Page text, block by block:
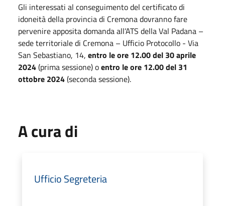
Gli interessati al conseguimento del certificato di
idoneità della provincia di Cremona dovranno fare
pervenire apposita domanda all’ATS della Val Padana –
sede territoriale di Cremona – Ufficio Protocollo - Via
San Sebastiano, 14, entro le ore 12.00 del 30 aprile
2024(prima sessione) oentro le ore 12.00 del 31
ottobre 2024(seconda sessione).
A cura di
Ufficio Segreteria